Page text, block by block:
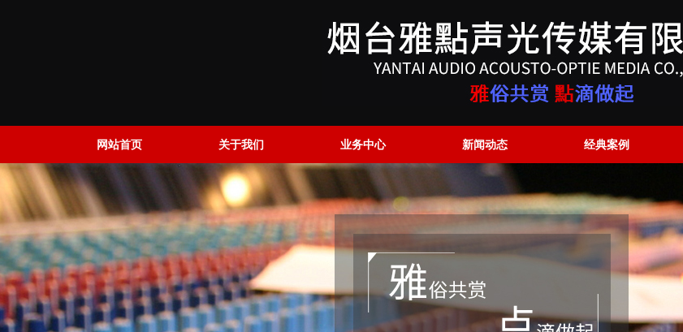
网站首页 关于我们 业务中心 新闻动态 经典案例